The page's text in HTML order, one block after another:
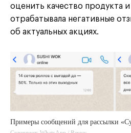
оценить качество продукта
отрабатывала негативные
об актуальных акциях.
Примеры сообщений для рассылки